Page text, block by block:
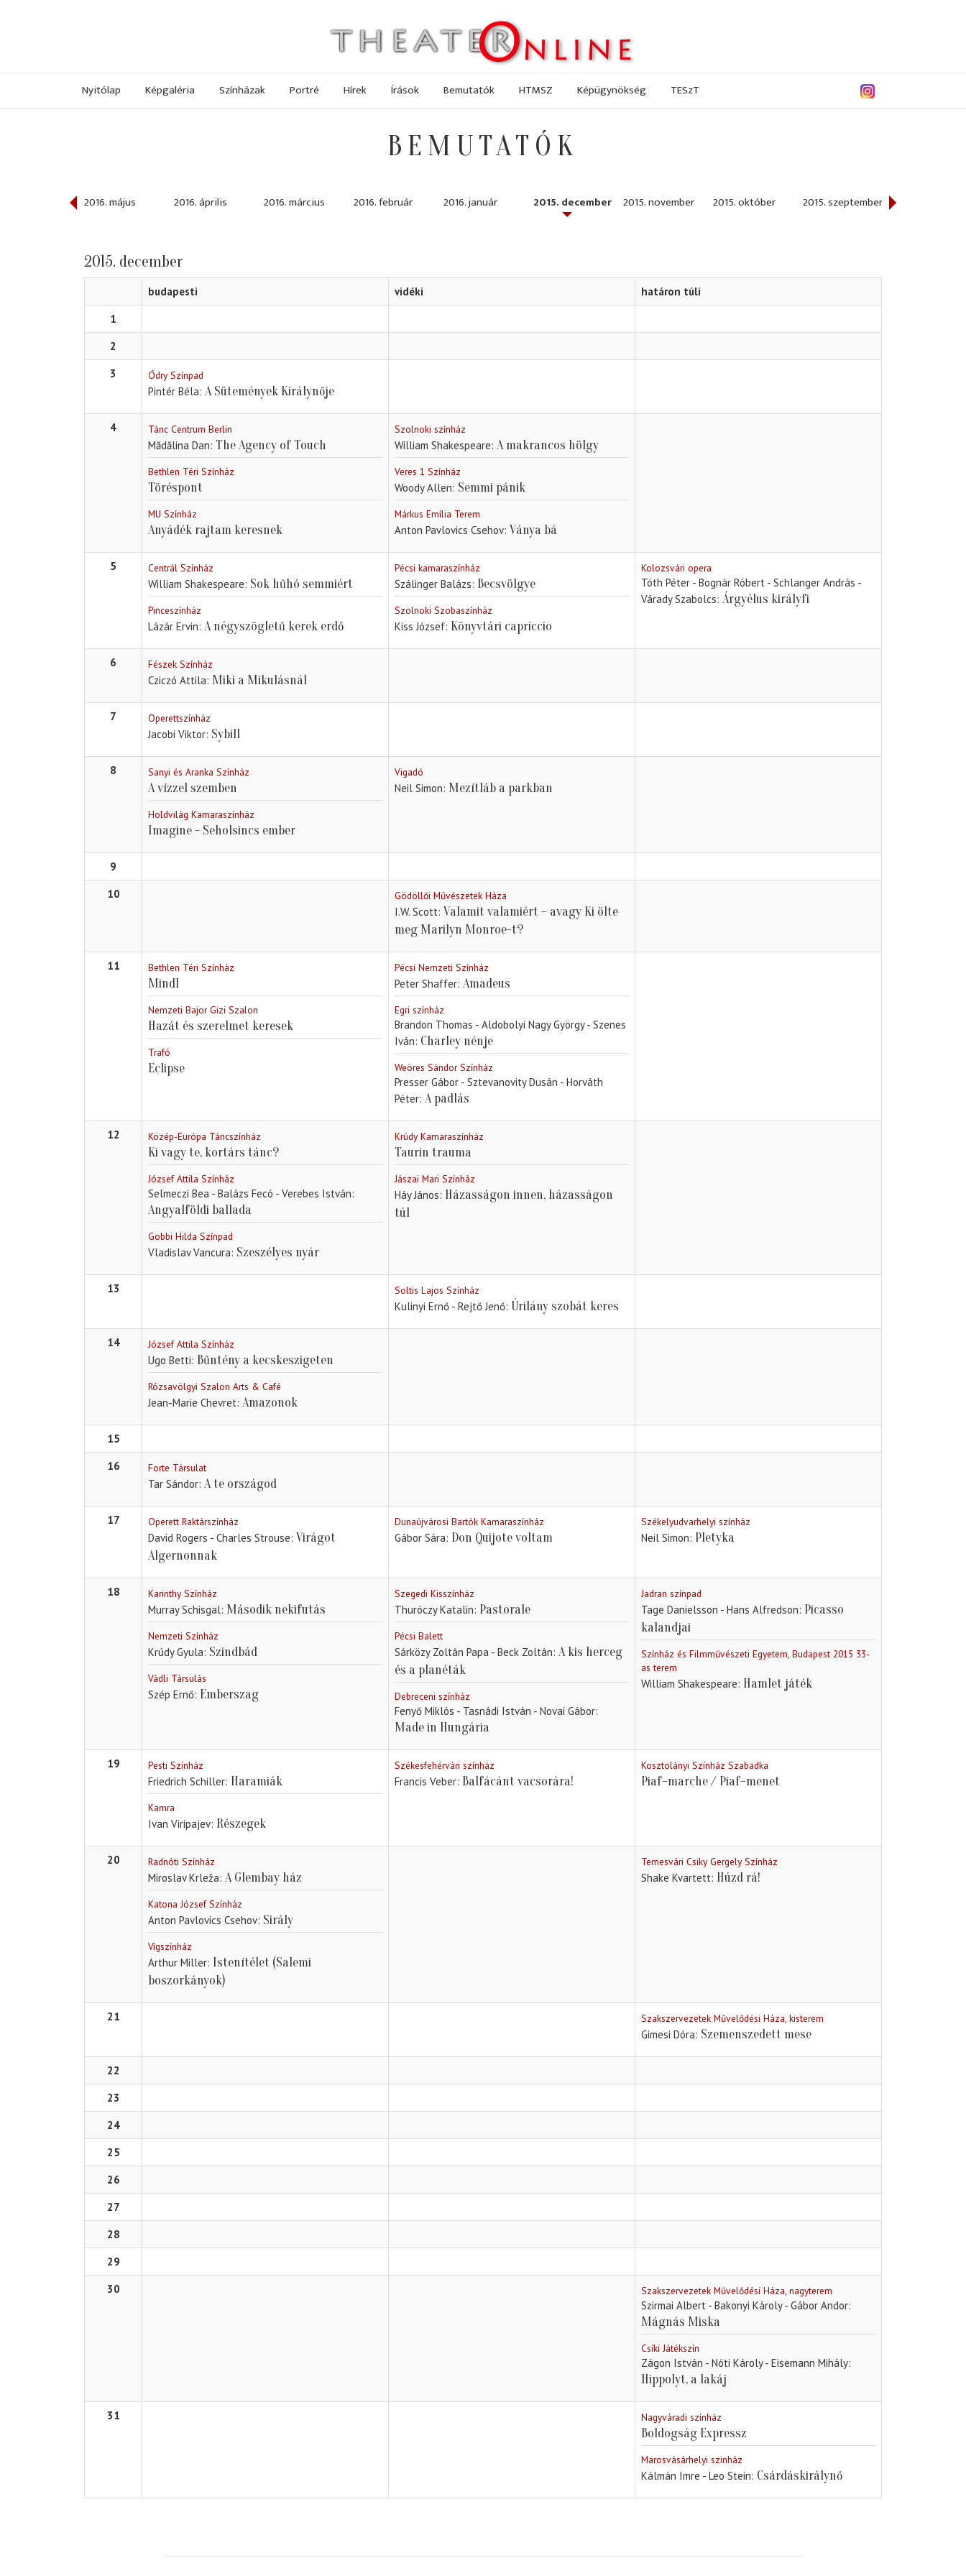
Nyitólap Képgaléria Színházak Portré Hírek Írások Bemutatók HTMSZ Képügynökség TESzT
BEMUTATÓK
2016. május 2016. április 2016. március 2016. február 2016. január 2015. december 2015. november 2015. október 2015. szeptember 2015. augusztus
2015. december
budapesti vidéki
határon túli
1
2
3
Ódry Színpad
Pintér Béla A Sütemények Királynője
4 Tánc Centrum Berlin
Mădălina Dan The Agency of Touch
Bethlen Téri Színház
Töréspont
MU Színház
Anyádék rajtam keresnek
Szolnoki színház
William Shakespeare A makrancos hölgy
Veres 1 Színház
Woody Allen Semmi pánik
Márkus Emília Terem
Anton Pavlovics Csehov Ványa bá
5 Centrál Színház
William Shakespeare Sok hűhó semmiért
Pinceszínház
Lázár Ervin A négyszögletű kerek erdő
Pécsi kamaraszínház
Szálinger Balázs Becsvölgye
Szolnoki Szobaszínház
Kiss József Könyvtári capriccio
Kolozsvári opera
Tóth Péter - Bognár Róbert - Schlanger András -
Várady Szabolcs Árgyélus királyfi
6 Fészek Színház
Cziczó Attila Miki a Mikulásnál
7 Operettszínház
Jacobi Viktor Sybill
8 Sanyi és Aranka Színház
A vízzel szemben
Holdvilág Kamaraszínház
Imagine - Seholsincs ember
Vigadó
Neil Simon Mezítláb a parkban
9
10
Gödöllői Művészetek Háza
I.W. Scott Valamit valamiért – avagy Ki ölte
meg Marilyn Monroe-t?
11 Bethlen Téri Színház
Mind1
Nemzeti Bajor Gizi Szalon
Hazát és szerelmet keresek
Trafó
Eclipse
Pécsi Nemzeti Színház
Peter Shaffer Amadeus
Egri színház
Brandon Thomas - Aldobolyi Nagy György - Szenes
Iván Charley nénje
Weöres Sándor Színház
Presser Gábor - Sztevanovity Dusán - Horváth
Péter A padlás
12 Közép-Európa Táncszínház
Ki vagy te, kortárs tánc?
József Attila Színház
Selmeczi Bea - Balázs Fecó - Verebes István
Angyalföldi ballada
Gobbi Hilda Színpad
Vladislav Vancura Szeszélyes nyár
Krúdy Kamaraszínház
Taurin trauma
Jászai Mari Színház
Háy János Házasságon innen, házasságon
túl
13 Soltis Lajos Színház
Kulinyi Ernő - Rejtő Jenő Úrilány szobát keres
14 József Attila Színház
Ugo Betti Bűntény a kecskeszigeten
Rózsavölgyi Szalon Arts & Café
Jean-Marie Chevret Amazonok
15
16
Forte Társulat
Tar Sándor A te országod
17 Operett Raktárszínház
David Rogers - Charles Strouse Virágot
Algernonnak
Dunaújvárosi Bartók Kamaraszínház
Gábor Sára Don Quijote voltam
Székelyudvarhelyi színház
Neil Simon Pletyka
18 Karinthy Színház
Murray Schisgal Második nekifutás
Nemzeti Színház
Krúdy Gyula Szindbád
Vádli Társulás
Szép Ernő Emberszag
Szegedi Kisszínház
Thuróczy Katalin Pastorale
Pécsi Balett
Sárközy Zoltán Papa - Beck Zoltán A kis herceg
és a planéták
Debreceni színház
Fenyő Miklós - Tasnádi István - Novai Gábor
Made in Hungária
Jadran színpad
Tage Danielsson - Hans Alfredson Picasso
kalandjai
Színház és Filmművészeti Egyetem, Budapest 2015 33-
as terem
William Shakespeare Hamlet játék
19 Pesti Színház
Friedrich Schiller Haramiák
Kamra
Ivan Viripajev Részegek
Székesfehérvári színház
Francis Veber Balfácánt vacsorára!
Kosztolányi Színház Szabadka
Piaf–marche / Piaf–menet
20 Radnóti Színház
Miroslav Krleža A Glembay ház
Katona József Színház
Anton Pavlovics Csehov Sirály
Vígszínház
Arthur Miller Istenítélet (Salemi
boszorkányok)
Temesvári Csiky Gergely Színház
Shake Kvartett Húzd rá!
21 Szakszervezetek Művelődési Háza, kisterem
Gimesi Dóra Szemenszedett mese
22
23
24
25
26
27
28
29
30
Szakszervezetek Művelődési Háza, nagyterem
Szirmai Albert - Bakonyi Károly - Gábor Andor
Mágnás Miska
Csíki Játékszín
Zágon István - Nóti Károly - Eisemann Mihály
Hippolyt, a lakáj
31 Nagyváradi színház
Boldogság Expressz
Marosvásárhelyi szinház
Kálmán Imre - Leo Stein Csárdáskirálynő